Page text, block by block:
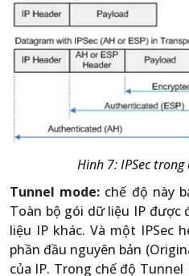
Hình 7: IPSec
Tunnel mode: chế độ này
Toàn bộ gói dữ liệu IP
liệu IP khác. Và một IPSec
phần đầu nguyên bản
của IP. Trong chế độ